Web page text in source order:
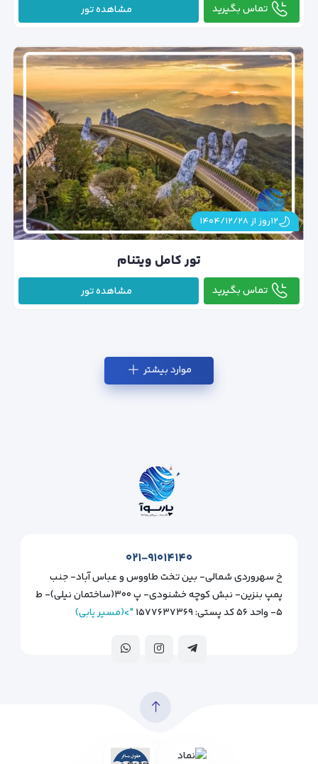
تماس بگیرید مشاهده تور
۱۲روز از ۱۴۰۴/۱۲/۲۸
تور کامل ویتنام
تماس بگیرید مشاهده تور
موارد بیشتر
۰۲۱-۹۱۰۱۴۱۴۰
خ سهروردی شمالی- بین تخت طاووس و عباس آباد- جنب
پمپ بنزین- نبش کوچه خشنودی- پ ۳۰۰(ساختمان نیلی)- ط
۵- واحد ۵۶ کد پستی: ۱۵۷۷۶۳۷۳۶۹
">(مسیر یابی)